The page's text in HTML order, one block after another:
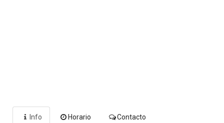
Info Horario Contacto